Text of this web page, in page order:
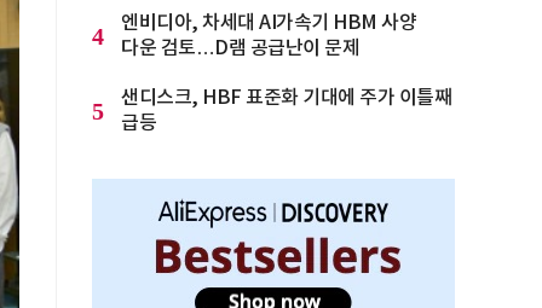
4
엔비디아, 차세대 AI가속기 HBM 사양
다운 검토…D램 공급난이 문제
5
샌디스크, HBF 표준화 기대에 주가 이틀째
급등